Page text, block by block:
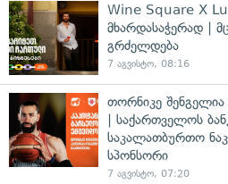
Wine Square X
მხარდასაჭერად |
გრძელდება
7 აგვისტო, 08:16
თორნიკე შენგელია
| საქართველოს
საკალათბურთო
სპონსორი
7 აგვისტო, 07:20